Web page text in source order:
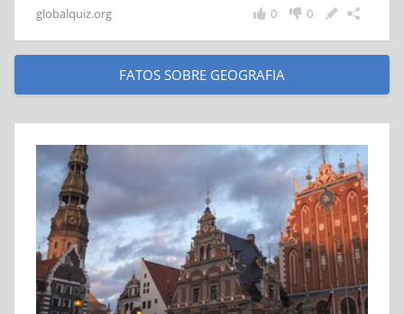
globalquiz.org 0
0
FATOS SOBRE GEOGRAFIA